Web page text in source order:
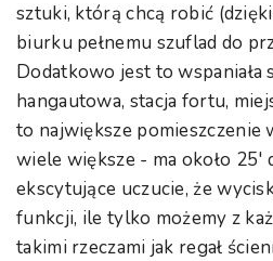
sztuki, którą chcą robić
biurku pełnemu szuflad do
Dodatkowo jest to wspaniała
hangautowa, stacja fortu,
to największe pomieszczenie
wiele większe - ma około 25'
ekscytujące uczucie, że
funkcji, ile tylko możemy z
takimi rzeczami jak regał